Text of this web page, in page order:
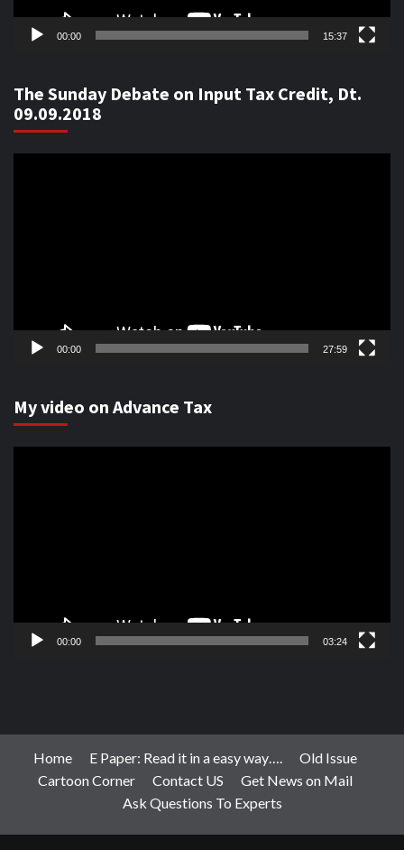
00:00 15:37
The Sunday Debate on Input Tax Credit, Dt.
09.09.2018
00:00 27:59
My video on Advance Tax
00:00 03:24
Home E Paper: Read it in a easy way….
Old Issue
Cartoon Corner
Contact US
Get News on Mail
Ask Questions To Experts